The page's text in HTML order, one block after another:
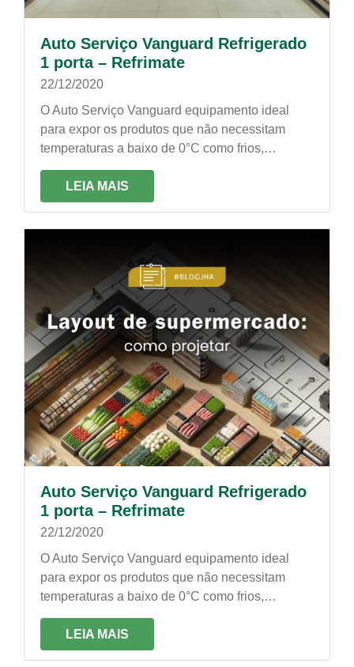
Auto Serviço Vanguard Refrigerado
1 porta – Refrimate
22/12/2020
O Auto Serviço Vanguard equipamento ideal
para expor os produtos que não necessitam
temperaturas a baixo de 0°C como frios,
laticínios, bebidas verduras e até mesmo flores
LEIA MAIS
Auto Serviço Vanguard Refrigerado
1 porta – Refrimate
22/12/2020
O Auto Serviço Vanguard equipamento ideal
para expor os produtos que não necessitam
temperaturas a baixo de 0°C como frios,
laticínios, bebidas verduras e até mesmo flores
LEIA MAIS